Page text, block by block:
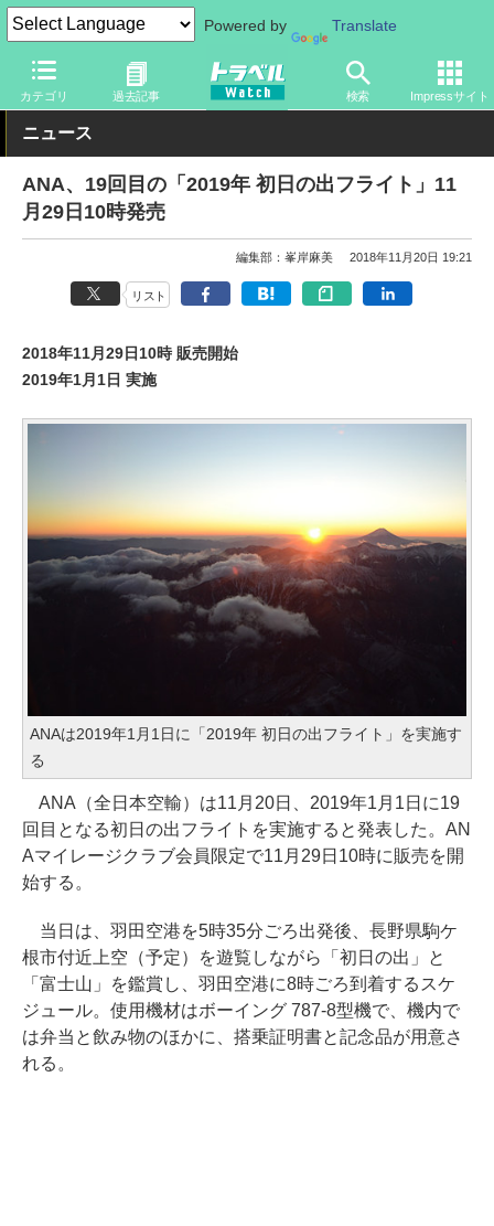
Powered by Translate
カテゴリ 過去記事 検索 Impressサイト
トラベル Watch 企業・政府・官庁 国内エアライン ANA
ニュース
ANA、19回目の「2019年 初日の出フライト」11
月29日10時発売
編集部：峯岸麻美 2018年11月20日 19:21
リスト
2018年11月29日10時 販売開始
2019年1月1日 実施
ANAは2019年1月1日に「2019年 初日の出フライト」を実施す
る
ANA（全日本空輸）は11月20日、2019年1月1日に19
回目となる初日の出フライトを実施すると発表した。AN
Aマイレージクラブ会員限定で11月29日10時に販売を開
始する。
当日は、羽田空港を5時35分ごろ出発後、長野県駒ケ
根市付近上空（予定）を遊覧しながら「初日の出」と
「富士山」を鑑賞し、羽田空港に8時ごろ到着するスケ
ジュール。使用機材はボーイング 787-8型機で、機内で
は弁当と飲み物のほかに、搭乗証明書と記念品が用意さ
れる。